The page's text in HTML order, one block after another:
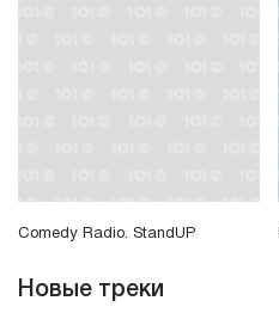
Comedy Radio. StandUP
Новые треки